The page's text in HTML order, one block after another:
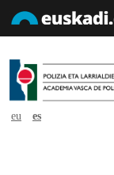
eu
es